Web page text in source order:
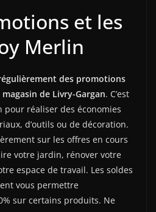
et les
Merlin
des promotions
de Livry-Gargan. C’est
pour réaliser des économies
d’outils ou de décoration.
sur les offres en cours
votre jardin, rénover votre
espace de travail. Les soldes
vous permettre
sur certains produits. Ne